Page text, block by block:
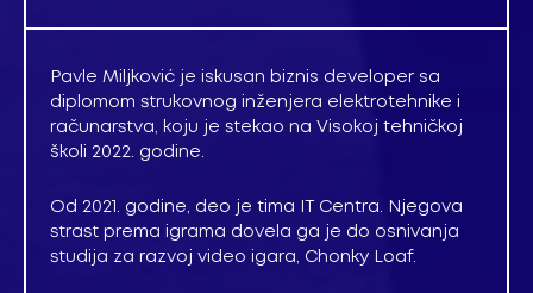
Pavle Miljković je iskusan biznis developer sa
diplomom strukovnog inženjera elektrotehnike i
računarstva, koju je stekao na Visokoj tehničkoj
školi 2022. godine.
Od 2021. godine, deo je tima IT Centra. Njegova
strast prema igrama dovela ga je do osnivanja
studija za razvoj video igara, Chonky Loaf.